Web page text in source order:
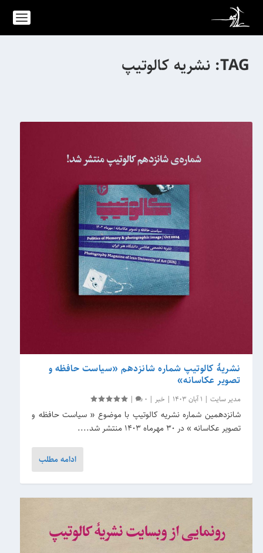
TAG: نشریه کالوتیپ
نشریۀ کالوتیپ شماره شانزدهم «سیاست حافظه و
تصویر عکاسانه»
مدیر سایت | 1 آبان 1403 | خبر |
0
|
شانزدهمین شماره نشریه کالوتیپ با موضوع « سیاست حافظه و
تصویر عکاسانه » در 30 مهرماه 1403 منتشر شد....
ادامه مطلب